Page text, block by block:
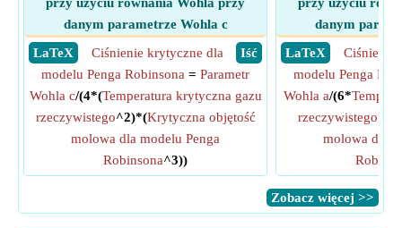
danym parametrze Wohla c
​ LaTeX
​ Iść
Ciśnienie krytyczne dla
modelu Penga Robinsona = Parametr
Wohla c/(4*(Temperatura krytyczna gazu
rzeczywistego^2)*(Krytyczna objętość
molowa dla modelu Penga
Robinsona^3))
danym
​ LaTeX
Ciśnienie
modelu Penga
Wohla a/(6*
rzeczywistego*(
molowa dla
​Zobacz więcej >>